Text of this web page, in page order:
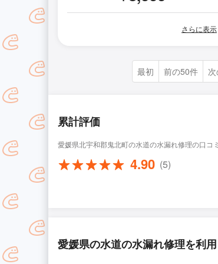
さらに表示
最初 前の50件
累計評価
愛媛県北宇和郡鬼北町の水道の水漏れ修理の口コ
4.90 (5)
愛媛県の水道の水漏れ修理を利